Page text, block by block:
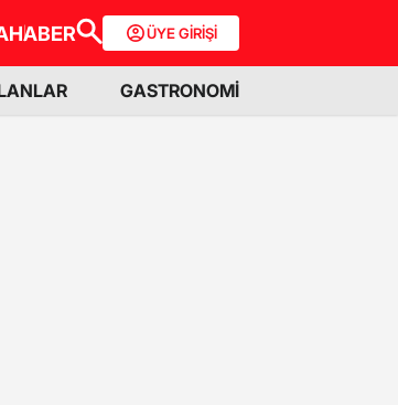
HABER ÜYE GİRİŞİ
GASTRONOMİ